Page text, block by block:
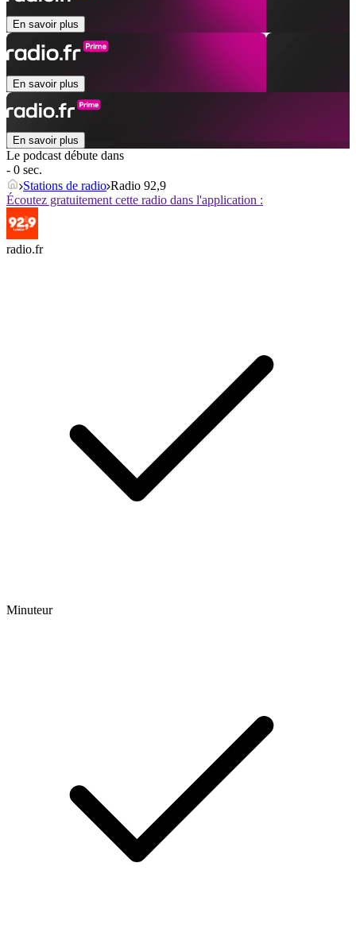
En savoir plus
En savoir plus
En savoir plus
Le podcast débute dans
- 0 sec.
Stations de radio Radio 92,9
Écoutez gratuitement cette radio dans l'application :
radio.fr
Minuteur